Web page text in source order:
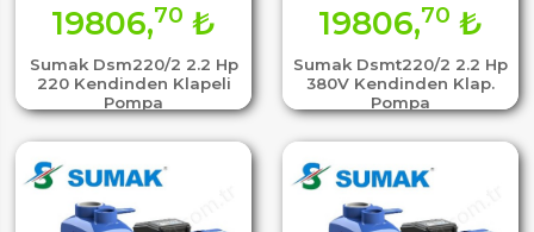
Sumak Dsm220/2 2.2 Hp
220 Kendinden Klapeli
Pompa
19806,70 ₺
Sumak Dsmt220/2 2.2 Hp
380V Kendinden Klap.
Pompa
19806,70 ₺